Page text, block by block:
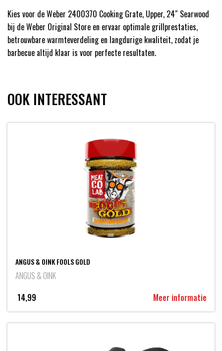
Kies voor de Weber 2400370 Cooking Grate, Upper, 24″ Searwood
bij de Weber Original Store en ervaar optimale grillprestaties,
betrouwbare warmteverdeling en langdurige kwaliteit, zodat je
barbecue altijd klaar is voor perfecte resultaten.
OOK INTERESSANT
ANGUS & OINK FOOLS GOLD
ANGUS & OINK
14,99
Meer informatie